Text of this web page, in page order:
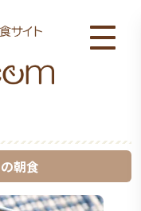
の朝食